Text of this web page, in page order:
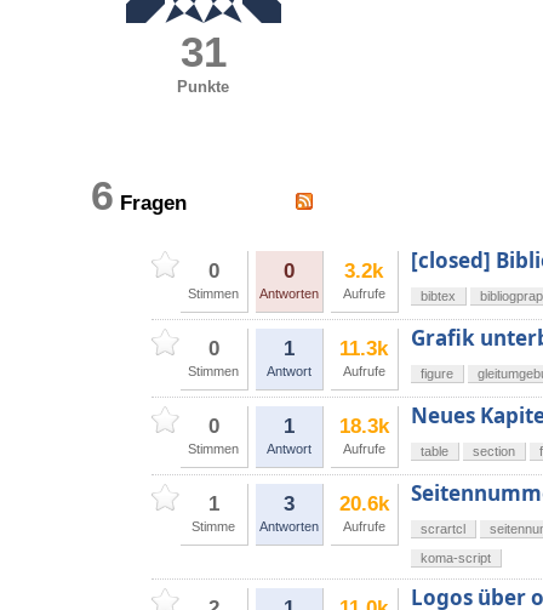
31
Punkte
6 Fragen
0
Stimmen
0
Antworten
3.2k
Aufrufe
[closed]
bibtex
0
Stimmen
1
Antwort
11.3k
Aufrufe
Grafik
figure
0
Stimmen
1
Antwort
18.3k
Aufrufe
Neues
table section
1
Stimme
3
Antworten
20.6k
Aufrufe scrartcl
koma-script
Logos über